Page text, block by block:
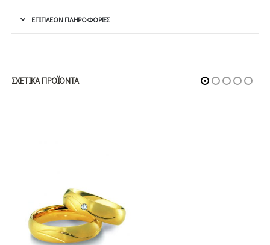
ΕΠΙΠΛΈΟΝ ΠΛΗΡΟΦΟΡΊΕΣ
ΣΧΕΤΙΚΆ ΠΡΟΪΌΝΤΑ